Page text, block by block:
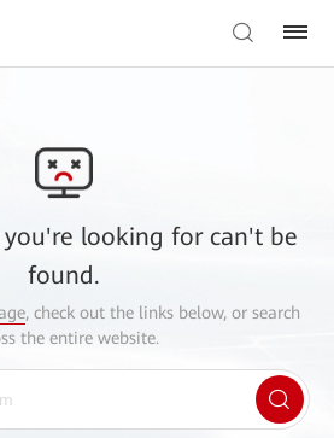
you're looking for can't be
found.
, check out the links below, or search
the entire website.